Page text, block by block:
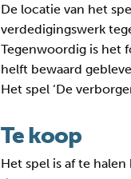
De locatie van het
verdedigingswerk
Tegenwoordig is het
helft bewaard
Het spel ‘De
Te koop
Het spel is af te